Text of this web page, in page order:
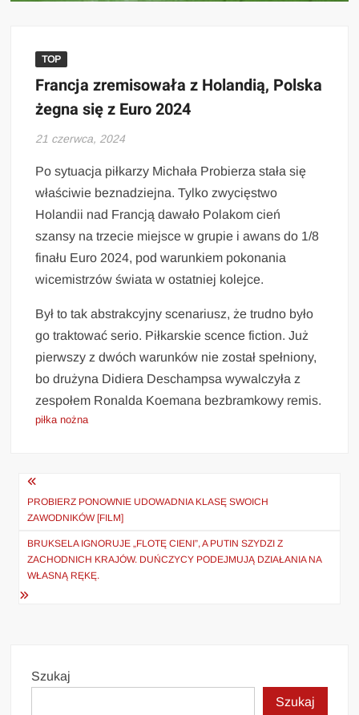
TOP
Francja zremisowała z Holandią, Polska
żegna się z Euro 2024
21 czerwca, 2024
Po sytuacja piłkarzy Michała Probierza stała się
właściwie beznadziejna. Tylko zwycięstwo
Holandii nad Francją dawało Polakom cień
szansy na trzecie miejsce w grupie i awans do 1/8
finału Euro 2024, pod warunkiem pokonania
wicemistrzów świata w ostatniej kolejce.
Był to tak abstrakcyjny scenariusz, że trudno było
go traktować serio. Piłkarskie scence fiction. Już
pierwszy z dwóch warunków nie został spełniony,
bo drużyna Didiera Deschampsa wywalczyła z
zespołem Ronalda Koemana bezbramkowy remis.
piłka nożna
Nawigacja
wpisu
PROBIERZ PONOWNIE UDOWADNIA KLASĘ SWOICH
ZAWODNIKÓW [FILM]
BRUKSELA IGNORUJE „FLOTĘ CIENI”, A PUTIN SZYDZI Z
ZACHODNICH KRAJÓW. DUŃCZYCY PODEJMUJĄ DZIAŁANIA NA
WŁASNĄ RĘKĘ.
Szukaj
Szukaj